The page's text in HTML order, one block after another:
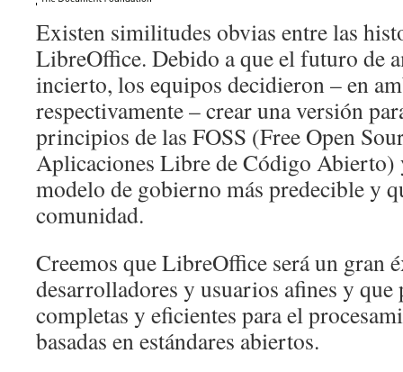
Existen similitudes obvias entre las
LibreOffice. Debido a que el futuro de
incierto, los equipos decidieron – en
respectivamente – crear una versión
principios de las FOSS (Free Open
Aplicaciones Libre de Código Abierto)
modelo de gobierno más predecible y
comunidad.
Creemos que LibreOffice será un gran
desarrolladores y usuarios afines y que
completas y eficientes para el
basadas en estándares abiertos.